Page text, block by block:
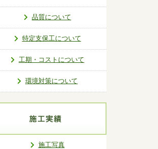
品質について
特定支保工について
工期・コストについて
環境対策について
施工写真